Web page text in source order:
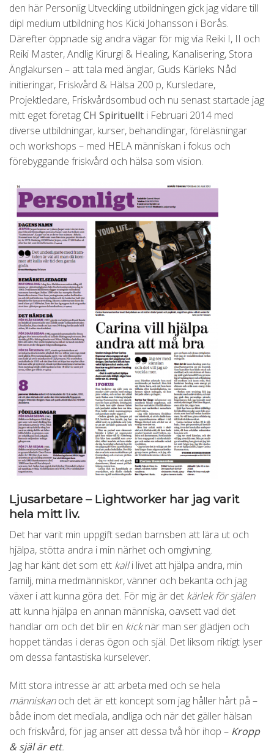
den här Personlig Utveckling utbildningen gick jag vidare till
dipl medium utbildning hos Kicki Johansson i Borås.
Därefter öppnade sig andra vägar för mig via Reiki I, II och
Reiki Master, Andlig Kirurgi & Healing, Kanalisering, Stora
Änglakursen – att tala med änglar, Guds Kärleks Nåd
initieringar, Friskvård & Hälsa 200 p, Kursledare,
Projektledare, Friskvårdsombud och nu senast startade jag
mitt eget företagCH Spirituellt i Februari 2014 med
diverse utbildningar, kurser, behandlingar, föreläsningar
och workshops – med HELA människan i fokus och
förebyggande friskvård och hälsa som vision.
Ljusarbetare – Lightworker har jag varit
hela mitt liv.
Det har varit min uppgift sedan barnsben att lära ut och
hjälpa, stötta andra i min närhet och omgivning.
Jag har känt det som ett kalli livet att hjälpa andra, min
familj, mina medmänniskor, vänner och bekanta och jag
växer i att kunna göra det. För mig är det kärlek för själen
att kunna hjälpa en annan människa, oavsett vad det
handlar om och det blir en kicknär man ser glädjen och
hoppet tändas i deras ögon och själ. Det liksom riktigt lyser
om dessa fantastiska kurselever.
Mitt stora intresse är att arbeta med och se hela
människanoch det är ett koncept som jag håller hårt på –
både inom det mediala, andliga och när det gäller hälsan
och friskvård, för jag anser att dessa två hör ihop – Kropp
& själ är ett.